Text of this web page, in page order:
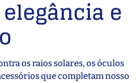
e
os raios solares, os óculos
que completam nosso